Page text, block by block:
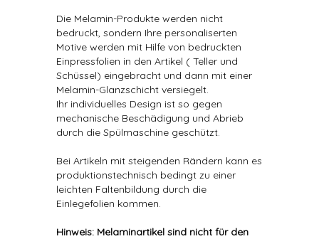
Die Melamin-Produkte werden nicht
bedruckt, sondern Ihre personaliserten
Motive werden mit Hilfe von bedruckten
Einpressfolien in den Artikel ( Teller und
Schüssel) eingebracht und dann mit einer
Melamin-Glanzschicht versiegelt.
Ihr individuelles Design ist so gegen
mechanische Beschädigung und Abrieb
durch die Spülmaschine geschützt.
Bei Artikeln mit steigenden Rändern kann es
produktionstechnisch bedingt zu einer
leichten Faltenbildung durch die
Einlegefolien kommen.
Hinweis: Melaminartikel sind nicht für den